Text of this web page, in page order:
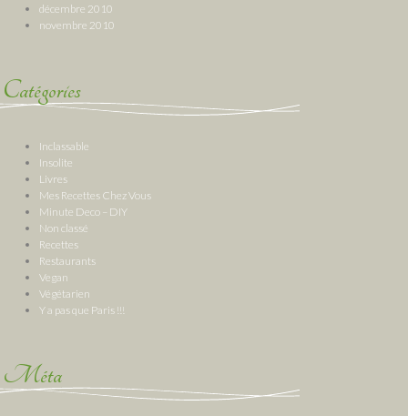
décembre 2010
novembre 2010
Catégories
Inclassable
Insolite
Livres
Mes Recettes Chez Vous
Minute Deco – DIY
Non classé
Recettes
Restaurants
Vegan
Végétarien
Y a pas que Paris !!!
Méta